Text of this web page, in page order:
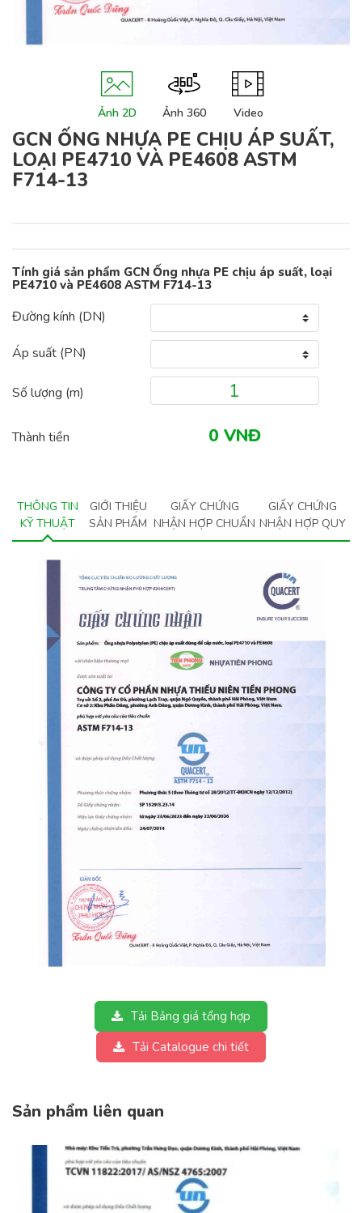
Ảnh 2D Ảnh 360 Video
GCN ỐNG NHỰA PE CHỊU ÁP SUẤT,
LOẠI PE4710 VÀ PE4608 ASTM
F714-13
Tính giá sản phẩm GCN Ống nhựa PE chịu áp suất, loại
PE4710 và PE4608 ASTM F714-13
Đường kính (DN)
Áp suất (PN)
Số lượng (m)
Thành tiền
THÔNG TIN
KỸ THUẬT
GIỚI THIỆU
SẢN PHẨM
GIẤY CHỨNG
NHẬN HỢP CHUẨN
GIẤY CHỨNG
NHẬN HỢP QUY
Tải Bảng giá tổng hợp
Tải Catalogue chi tiết
Sản phẩm liên quan